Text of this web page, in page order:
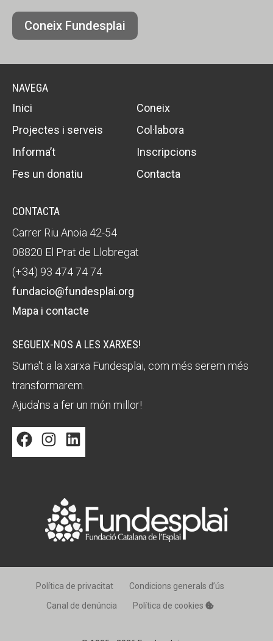
Coneix Fundesplai
NAVEGA
Inici
Coneix
Projectes i serveis
Col·labora
Informa’t
Inscripcions
Fes un donatiu
Contacta
CONTACTA
Carrer Riu Anoia 42-54
08820 El Prat de Llobregat
(+34) 93 474 74 74
fundacio@fundesplai.org
Mapa i contacte
SEGUEIX-NOS A LES XARXES!
Suma't a la xarxa Fundesplai, com més serem més
transformarem.
Ajuda'ns a fer un món millor!
FacebookInstagram
Política de privacitat
Condicions generals d’ús
Canal de denúncia
Política de cookies